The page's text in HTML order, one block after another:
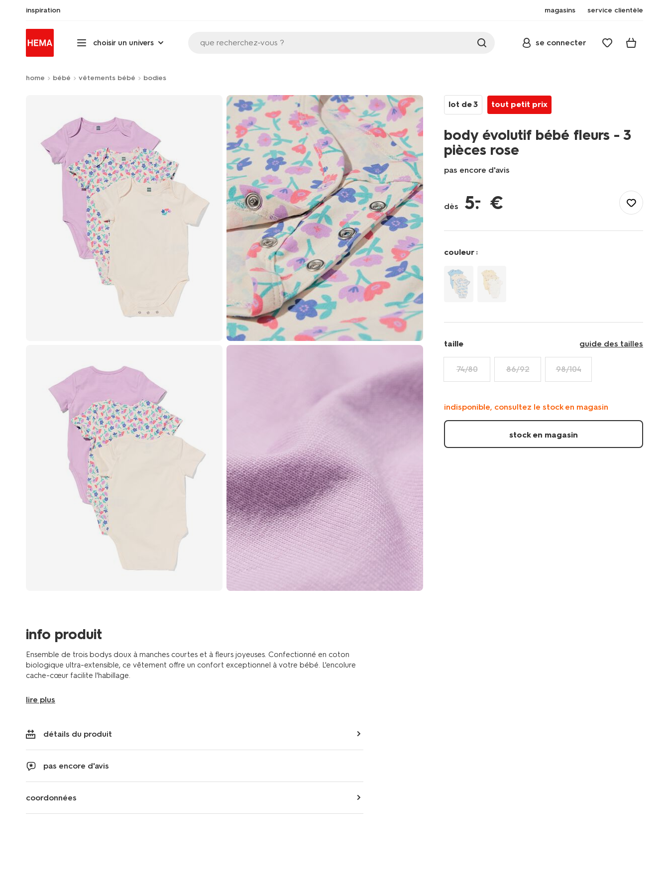
inspiration magasins service clientèle
choisir un univers que recherchez-vous ? se connecter
home bébé vêtements bébé bodies
info produit
Ensemble de trois bodys doux à manches courtes et à fleurs joyeuses. Confectionné en coton
biologique ultra-extensible, ce vêtement offre un confort exceptionnel à votre bébé. L'encolure
cache-cœur facilite l'habillage.
lire plus
détails du produit
pas encore d'avis
coordonnées
lot de 3 tout petit prix
body évolutif bébé fleurs - 3
pièces rose
pas encore d'avis
bebe/bodies-
-
pieces-
rose-
33306960PINK.html
dès 5.
– €
couleur :
taille guide des tailles
74/80 86/92 98/104
indisponible, consultez le stock en magasin
stock en magasin